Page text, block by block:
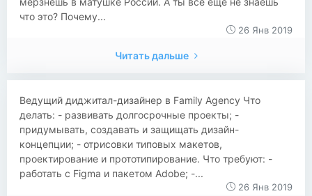
что это? Почему...
26 Янв 2019
Читать дальше
Ведущий диджитал-дизайнер в Family Agency Что
делать: - развивать долгосрочные проекты; -
придумывать, создавать и защищать дизайн-
концепции; - отрисовки типовых макетов,
проектирование и прототипирование. Что требуют: -
работать с Figma и пакетом Аdobe; -...
26 Янв 2019